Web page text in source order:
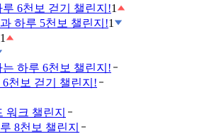
6천보 걷기 챌린지!1
하루 5천보 챌린지!1
1
하루 6천보 챌린지!
천보 걷기 챌린지!
워크 챌린지
8천보 챌린지